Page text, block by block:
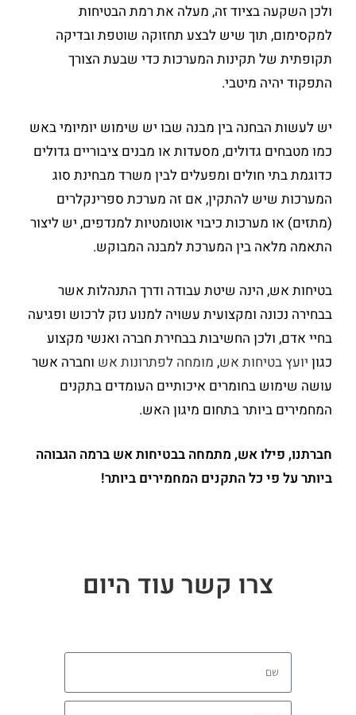
ולכן השקעה בציוד זה, מעלה את רמת הבטיחות
למקסימום, תוך שיש לבצע תחזוקה שוטפת ובדיקה
תקופתית של תקינות המערכות כדי שבעת הצורך
התפקוד יהיה מיטבי.
יש לעשות הבחנה בין מבנה שבו יש שימוש יומיומי באש
כמו מטבחים גדולים, מסעדות או מבנים ציבוריים גדולים
כדוגמת בתי חולים ומפעלים לבין משרד מבחינת סוג
המערכות שיש להתקין, אם זה מערכת ספרינקלרים
(מתזים) או מערכות כיבוי אוטומטיות למנדפים, יש ליצור
התאמה מלאה בין המערכת למבנה המבוקש.
בטיחות אש, הינה שיטת עבודה ודרך התנהלות אשר
בבחירה נכונה ומקצועית עשויה למנוע נזק לרכוש ופגיעה
בחיי אדם, ולכן החשיבות בבחירת חברה ואנשי מקצוע
כגון יועץ בטיחות אש, מומחה לפתרונות אש וחברה אשר
עושה שימוש בחומרים איכותיים העומדים בתקנים
המחמירים ביותר בתחום מיגון האש.
חברתנו, פילו אש, מתמחה בבטיחות אש ברמה הגבוהה
ביותר על פי כל התקנים המחמירים ביותר!
צרו קשר עוד היום